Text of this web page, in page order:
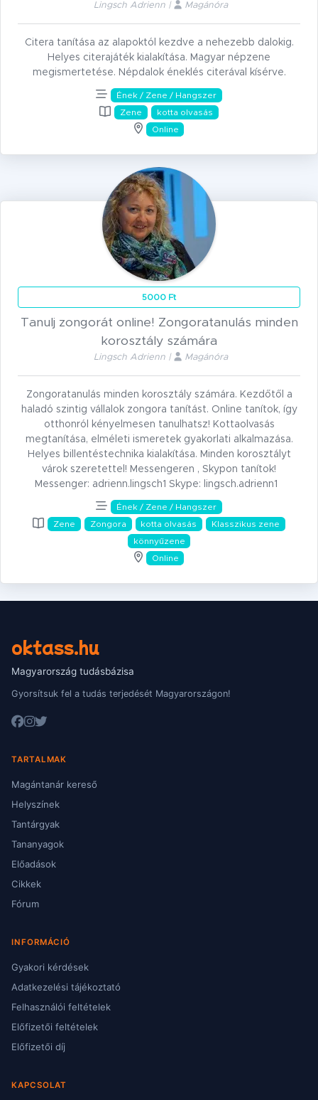
Lingsch Adrienn | Magánóra
Citera tanítása az alapoktól kezdve a nehezebb dalokig.
Helyes citerajáték kialakítása. Magyar népzene
megismertetése. Népdalok éneklés citerával kísérve.
Ének / Zene / Hangszer
Zene
kotta olvasás
Online
5000 Ft
Tanulj zongorát online! Zongoratanulás minden
korosztály számára
Lingsch Adrienn | Magánóra
Zongoratanulás minden korosztály számára. Kezdőtől a
haladó szintig vállalok zongora tanítást. Online tanítok, így
otthonról kényelmesen tanulhatsz! Kottaolvasás
megtanítása, elméleti ismeretek gyakorlati alkalmazása.
Helyes billentéstechnika kialakítása. Minden korosztályt
várok szeretettel! Messengeren , Skypon tanítok!
Messenger: adrienn.lingsch1 Skype: lingsch.adrienn1
Ének / Zene / Hangszer
Zene
Zongora kotta olvasás
Klasszikus zene
könnyűzene
Online
oktass.hu
Magyarország tudásbázisa
Gyorsítsuk fel a tudás terjedését Magyarországon!
TARTALMAK
Magántanár kereső
Helyszínek
Tantárgyak
Tananyagok
Előadások
Cikkek
Fórum
INFORMÁCIÓ
Gyakori kérdések
Adatkezelési tájékoztató
Felhasználói feltételek
Előfizetői feltételek
Előfizetői díj
KAPCSOLAT